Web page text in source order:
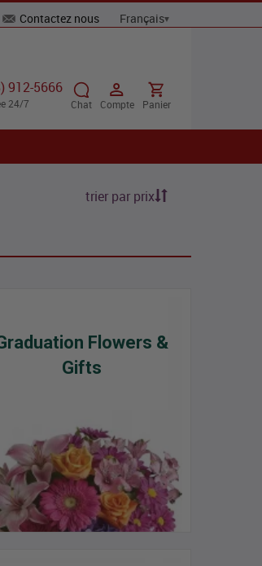
Contactez nous
912-5666
24/7 Chat Compte Panier
trier par prix
Flowers &
Gifts